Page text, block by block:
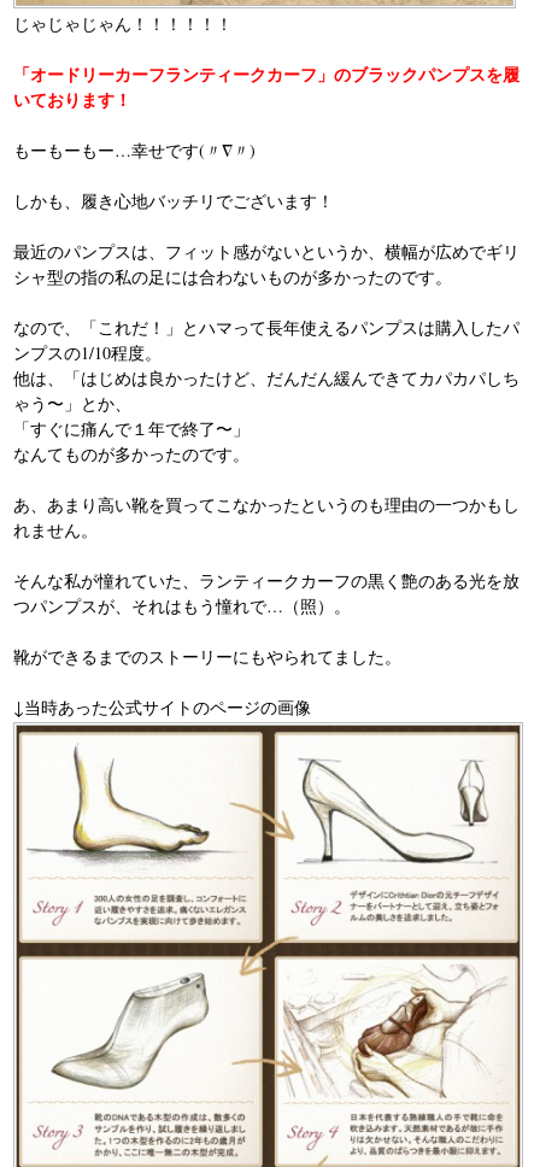
じゃじゃじゃん！！！！！！
「オードリーカーフランティークカーフ」のブラックパンプスを履
いております！
もーもーもー…幸せです(〃∇〃)
しかも、履き心地バッチリでございます！
最近のパンプスは、フィット感がないというか、横幅が広めでギリ
シャ型の指の私の足には合わないものが多かったのです。
なので、「これだ！」とハマって長年使えるパンプスは購入したパ
ンプスの1/10程度。
他は、「はじめは良かったけど、だんだん緩んできてカパカパしち
ゃう〜」とか、
「すぐに痛んで１年で終了〜」
なんてものが多かったのです。
あ、あまり高い靴を買ってこなかったというのも理由の一つかもし
れません。
そんな私が憧れていた、ランティークカーフの黒く艶のある光を放
つパンプスが、それはもう憧れで…（照）。
靴ができるまでのストーリーにもやられてました。
↓当時あった公式サイトのページの画像